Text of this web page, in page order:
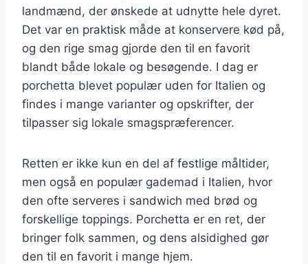
landmænd, der ønskede at udnytte hele dyret.
Det var en praktisk måde at konservere kød på,
og den rige smag gjorde den til en favorit
blandt både lokale og besøgende. I dag er
porchetta blevet populær uden for Italien og
findes i mange varianter og opskrifter, der
tilpasser sig lokale smagspræferencer.
Retten er ikke kun en del af festlige måltider,
men også en populær gademad i Italien, hvor
den ofte serveres i sandwich med brød og
forskellige toppings. Porchetta er en ret, der
bringer folk sammen, og dens alsidighed gør
den til en favorit i mange hjem.